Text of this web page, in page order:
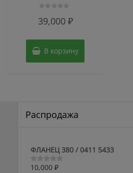
0
39,000 ₽
В корзину
Распродажа
ФЛАНЕЦ 380 / 0411 5433
Оценка
10,000 ₽